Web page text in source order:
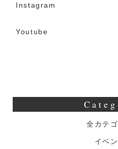
Instagram
Youtube
全カテ
イベン